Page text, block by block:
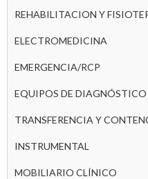
REHABILITACION Y
ELECTROMEDICINA
EMERGENCIA/RCP
EQUIPOS DE DIAGNÓSTICO
TRANSFERENCIA Y
INSTRUMENTAL
MOBILIARIO CLÍNICO